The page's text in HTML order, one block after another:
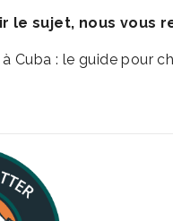
le sujet, nous vous
Cuba : le guide pour